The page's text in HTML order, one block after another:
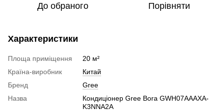
До обраного Порівняти
Характеристики
Площа приміщення
20 м²
Країна-виробник
Китай
Бренд
Gree
Назва
Кондиціонер Gree Bora GWH07AAAXA-
K3NNA2A